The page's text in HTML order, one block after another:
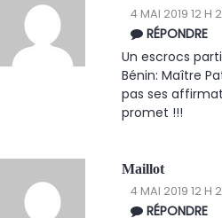
4 MAI 2019 12 H
RÉPONDRE
Un escrocs
Bénin: Maître
pas ses
promet !!!
Maillot
4 MAI 2019 12 H
RÉPONDRE